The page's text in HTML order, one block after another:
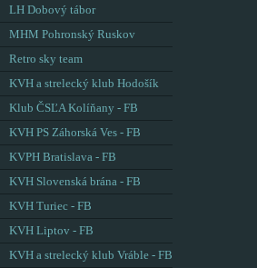
LH Dobový tábor
MHM Pohronský Ruskov
Retro sky team
KVH a strelecký klub Hodošík
Klub ČSĽA Kolíňany - FB
KVH PS Záhorská Ves - FB
KVPH Bratislava - FB
KVH Slovenská brána - FB
KVH Turiec - FB
KVH Liptov - FB
KVH a strelecký klub Vráble - FB